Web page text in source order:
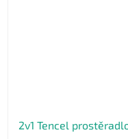
2v1 Tencel